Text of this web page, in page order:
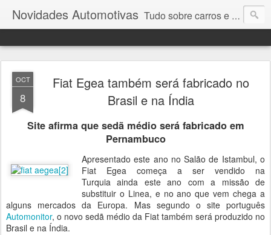
Novidades Automotivas Tudo sobre carros e motores
OCT
8
Fiat Egea também será fabricado no
Brasil e na Índia
Site afirma que sedã médio será fabricado em
Pernambuco
Apresentado este ano no Salão de Istambul, o
Fiat Egea começa a ser vendido na
Turquia ainda este ano com a missão de
substituir o Linea, e no ano que vem chega a
alguns mercados da Europa. Mas segundo o site português
Automonitor, o novo sedã médio da Fiat também será produzido no
Brasil e na Índia.